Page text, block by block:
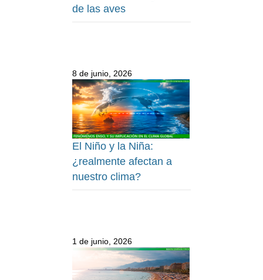
de las aves
8 de junio, 2026
El Niño y la Niña:
¿realmente afectan a
nuestro clima?
1 de junio, 2026